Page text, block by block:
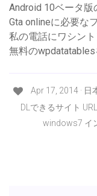
Android 10ベータ版
Gta onlineに必要な
私の電話にワシン
無料の
Apr 17, 2014 ·
DLできるサイト
windows7 イ